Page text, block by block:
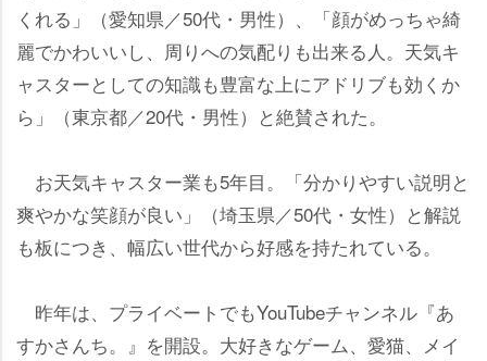
くれる」（愛知県／50代・男性）、「顔がめっちゃ綺
麗でかわいいし、周りへの気配りも出来る人。天気キ
ャスターとしての知識も豊富な上にアドリブも効くか
ら」（東京都／20代・男性）と絶賛された。
お天気キャスター業も5年目。「分かりやすい説明と
爽やかな笑顔が良い」（埼玉県／50代・女性）と解説
も板につき、幅広い世代から好感を持たれている。
昨年は、プライベートでもYouTubeチャンネル『あ
すかさんち。』を開設。大好きなゲーム、愛猫、メイ